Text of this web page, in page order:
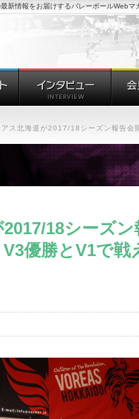
新情報をお届けするバレーボールWebマ
アス北海道が2017/18シーズン報告会
18シーズ
優勝とV1で戦